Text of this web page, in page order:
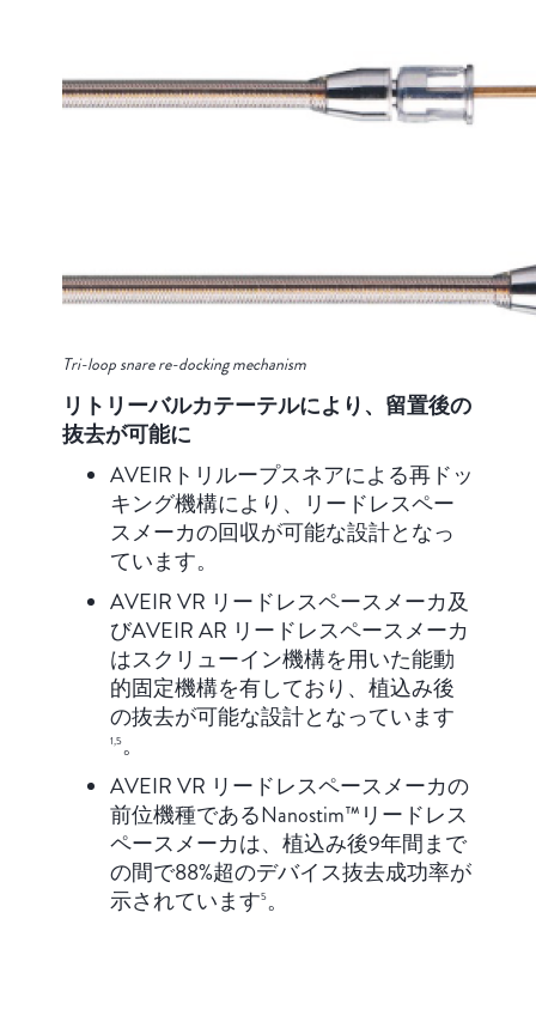
Tri-loop snare re-docking mechanism
リトリーバルカテーテルにより、留置後の
抜去が可能に
AVEIRトリループスネアによる再ドッ
キング機構により、リードレスペー
スメーカの回収が可能な設計となっ
ています。
AVEIR VR リードレスペースメーカ及
びAVEIR AR リードレスペースメーカ
はスクリューイン機構を用いた能動
的固定機構を有しており、植込み後
の抜去が可能な設計となっています
1,5。
AVEIR VR リードレスペースメーカの
前位機種であるNanostim™リードレス
ペースメーカは、植込み後9年間まで
の間で88%超のデバイス抜去成功率が
示されています5。